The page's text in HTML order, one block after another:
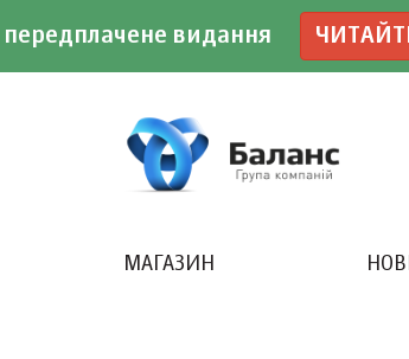
видання
МАГАЗИН